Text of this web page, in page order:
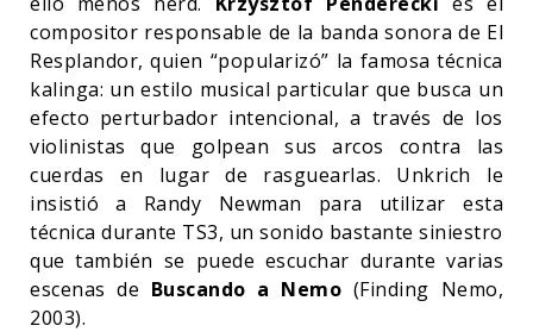
compositor responsable de la banda sonora de El
Resplandor, quien “popularizó” la famosa técnica
kalinga: un estilo musical particular que busca un
efecto perturbador intencional, a través de los
violinistas que golpean sus arcos contra las
cuerdas en lugar de rasguearlas. Unkrich le
insistió a Randy Newman para utilizar esta
técnica durante TS3, un sonido bastante siniestro
que también se puede escuchar durante varias
escenas de Buscando a Nemo (Finding Nemo,
2003).